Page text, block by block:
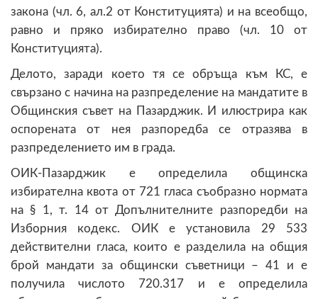
закона (чл. 6, ал.2 от Конституцията) и на всеобщо,
равно и пряко избирателно право (чл. 10 от
Конституцията).
Делото, заради което тя се обръща към КС, е
свързано с начина на разпределение на мандатите в
Общинския съвет на Пазарджик. И илюстрира как
оспорената от нея разпоредба се отразява в
разпределението им в града.
ОИК-Пазарджик е определила общинска
избирателна квота от 721 гласа съобразно нормата
на § 1, т. 14 от Допълнителните разпоредби на
Изборния кодекс. ОИК е установила 29 533
действителни гласа, които е разделила на общия
брой мандати за общински съветници – 41 и е
получила числото 720.317 и е определила